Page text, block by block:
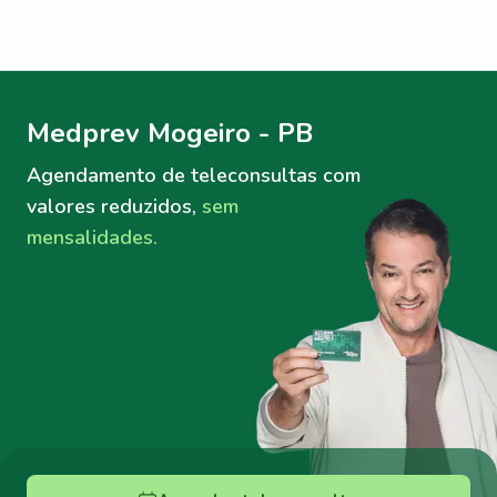
Medprev Mogeiro - PB
Agendamento de teleconsultas com
valores reduzidos, sem
mensalidades.